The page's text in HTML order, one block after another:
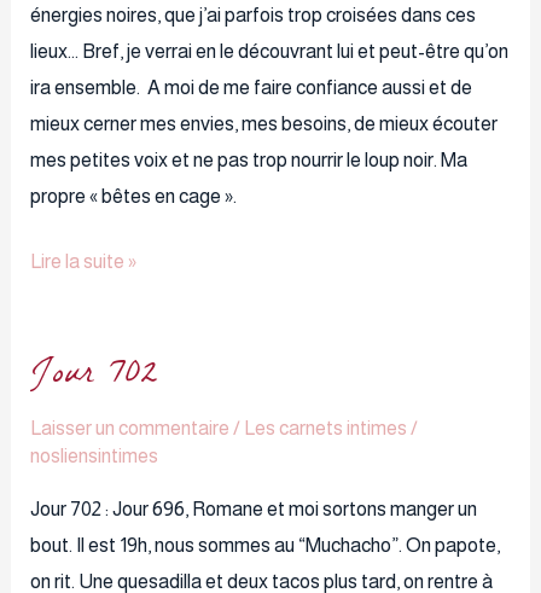
énergies noires, que j’ai parfois trop croisées dans ces
lieux… Bref, je verrai en le découvrant lui et peut-être qu’on
ira ensemble. A moi de me faire confiance aussi et de
mieux cerner mes envies, mes besoins, de mieux écouter
mes petites voix et ne pas trop nourrir le loup noir. Ma
propre « bêtes en cage ».
Lire la suite »
Jour 702
Laisser un commentaire / Les carnets intimes /
nosliensintimes
Jour 702 : Jour 696, Romane et moi sortons manger un
bout. Il est 19h, nous sommes au “Muchacho”. On papote,
on rit. Une quesadilla et deux tacos plus tard, on rentre à
Jour